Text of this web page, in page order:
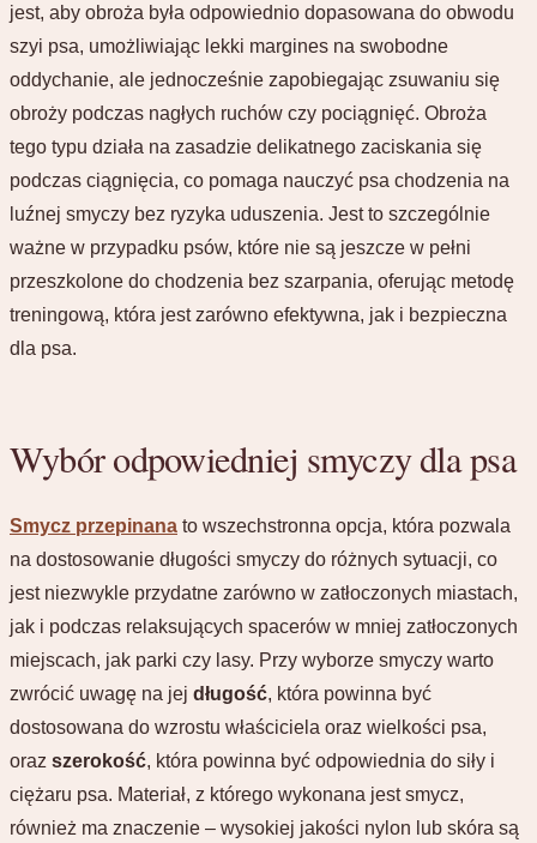
jest, aby obroża była odpowiednio dopasowana do obwodu
szyi psa, umożliwiając lekki margines na swobodne
oddychanie, ale jednocześnie zapobiegając zsuwaniu się
obroży podczas nagłych ruchów czy pociągnięć. Obroża
tego typu działa na zasadzie delikatnego zaciskania się
podczas ciągnięcia, co pomaga nauczyć psa chodzenia na
luźnej smyczy bez ryzyka uduszenia. Jest to szczególnie
ważne w przypadku psów, które nie są jeszcze w pełni
przeszkolone do chodzenia bez szarpania, oferując metodę
treningową, która jest zarówno efektywna, jak i bezpieczna
dla psa.
Wybór odpowiedniej smyczy dla psa
Smycz przepinana to wszechstronna opcja, która pozwala
na dostosowanie długości smyczy do różnych sytuacji, co
jest niezwykle przydatne zarówno w zatłoczonych miastach,
jak i podczas relaksujących spacerów w mniej zatłoczonych
miejscach, jak parki czy lasy. Przy wyborze smyczy warto
zwrócić uwagę na jej długość, która powinna być
dostosowana do wzrostu właściciela oraz wielkości psa,
oraz szerokość, która powinna być odpowiednia do siły i
ciężaru psa. Materiał, z którego wykonana jest smycz,
również ma znaczenie – wysokiej jakości nylon lub skóra są